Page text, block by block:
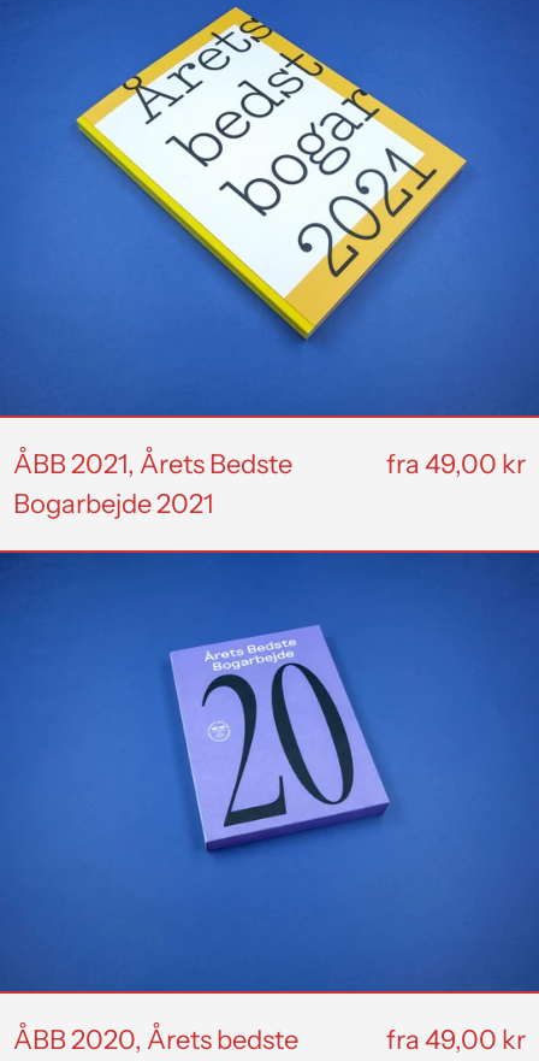
2021,
Årets
Bedste
Bogarbejde
2021
ÅBB 2021, Årets Bedste
Bogarbejde 2021
fra 49,00 kr
Årets
bedste
bogarbejde
2020
ÅBB 2020, Årets bedste
fra 49,00 kr